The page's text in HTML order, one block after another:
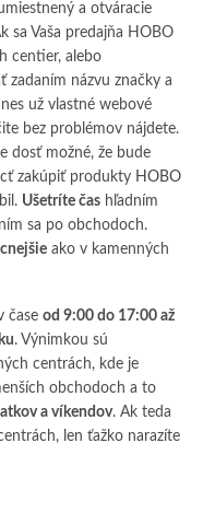
a otváracie
sa Vaša predajňa HOBO
centier, alebo
zadaním názvu značky a
už vlastné webové
bez problémov nájdete.
dosť možné, že bude
zakúpiť produkty HOBO
Ušetríte čas hľadním
sa po obchodoch.
ako v kamenných
čase od 9:00 do 17:00 až
. Výnimkou sú
centrách, kde je
obchodoch a to
a víkendov. Ak teda
len ťažko narazíte